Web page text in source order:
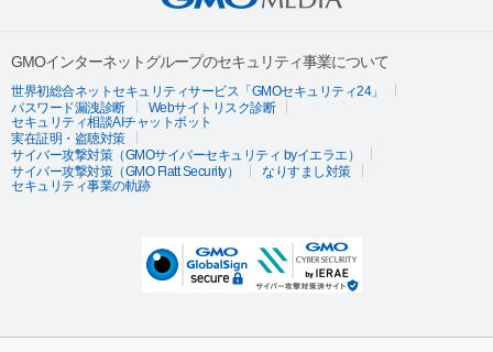
GMOインターネットグループのセキュリティ事業について
世界初総合ネットセキュリティサービス「GMOセキュリティ24」
パスワード漏洩診断
Webサイトリスク診断
セキュリティ相談AIチャットボット
実在証明・盗聴対策
サイバー攻撃対策（GMOサイバーセキュリティ byイエラエ）
サイバー攻撃対策（GMO Flatt Security）
なりすまし対策
セキュリティ事業の軌跡